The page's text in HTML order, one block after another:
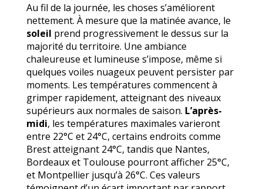
Au fil de la journée, les choses s’améliorent
nettement. À mesure que la matinée avance, le
soleil prend progressivement le dessus sur la
majorité du territoire. Une ambiance
chaleureuse et lumineuse s’impose, même si
quelques voiles nuageux peuvent persister par
moments. Les températures commencent à
grimper rapidement, atteignant des niveaux
supérieurs aux normales de saison. L’après-
midi, les températures maximales varieront
entre 22°C et 24°C, certains endroits comme
Brest atteignant 24°C, tandis que Nantes,
Bordeaux et Toulouse pourront afficher 25°C,
et Montpellier jusqu’à 26°C. Ces valeurs